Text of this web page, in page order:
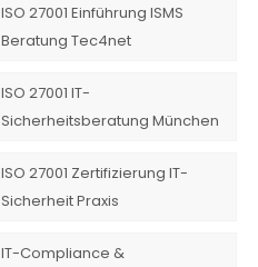
ISO 27001 Einführung ISMS
Beratung Tec4net
ISO 27001 IT-
Sicherheitsberatung München
ISO 27001 Zertifizierung IT-
Sicherheit Praxis
IT-Compliance &